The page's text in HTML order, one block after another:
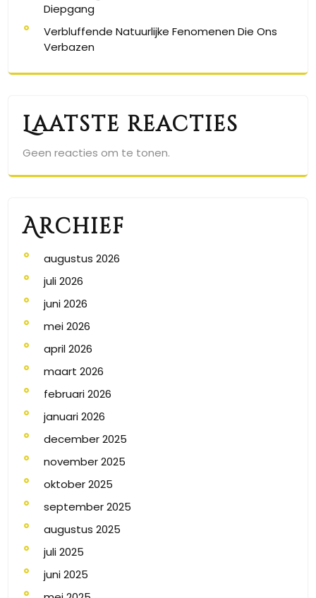
Diepgang
Verbluffende Natuurlijke Fenomenen Die Ons
Verbazen
Laatste reacties
Geen reacties om te tonen.
Archief
augustus 2026
juli 2026
juni 2026
mei 2026
april 2026
maart 2026
februari 2026
januari 2026
december 2025
november 2025
oktober 2025
september 2025
augustus 2025
juli 2025
juni 2025